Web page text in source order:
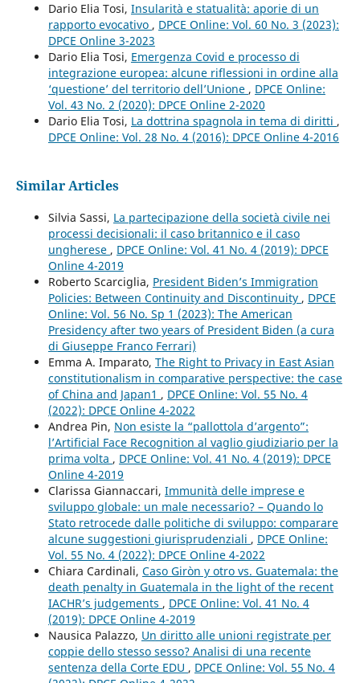
Dario Elia Tosi, Insularità e statualità: aporie di un
rapporto evocativo , DPCE Online: Vol. 60 No. 3 (2023):
DPCE Online 3-2023
Dario Elia Tosi, Emergenza Covid e processo di
integrazione europea: alcune riflessioni in ordine alla
‘questione’ del territorio dell’Unione , DPCE Online:
Vol. 43 No. 2 (2020): DPCE Online 2-2020
Dario Elia Tosi, La dottrina spagnola in tema di diritti ,
DPCE Online: Vol. 28 No. 4 (2016): DPCE Online 4-2016
Similar Articles
Silvia Sassi, La partecipazione della società civile nei
processi decisionali: il caso britannico e il caso
ungherese , DPCE Online: Vol. 41 No. 4 (2019): DPCE
Online 4-2019
Roberto Scarciglia, President Biden’s Immigration
Policies: Between Continuity and Discontinuity , DPCE
Online: Vol. 56 No. Sp 1 (2023): The American
Presidency after two years of President Biden (a cura
di Giuseppe Franco Ferrari)
Emma A. Imparato, The Right to Privacy in East Asian
constitutionalism in comparative perspective: the case
of China and Japan1 , DPCE Online: Vol. 55 No. 4
(2022): DPCE Online 4-2022
Andrea Pin, Non esiste la “pallottola d’argento”:
l’Artificial Face Recognition al vaglio giudiziario per la
prima volta , DPCE Online: Vol. 41 No. 4 (2019): DPCE
Online 4-2019
Clarissa Giannaccari, Immunità delle imprese e
sviluppo globale: un male necessario? – Quando lo
Stato retrocede dalle politiche di sviluppo: comparare
alcune suggestioni giurisprudenziali , DPCE Online:
Vol. 55 No. 4 (2022): DPCE Online 4-2022
Chiara Cardinali, Caso Giròn y otro vs. Guatemala: the
death penalty in Guatemala in the light of the recent
IACHR’s judgements , DPCE Online: Vol. 41 No. 4
(2019): DPCE Online 4-2019
Nausica Palazzo, Un diritto alle unioni registrate per
coppie dello stesso sesso? Analisi di una recente
sentenza della Corte EDU , DPCE Online: Vol. 55 No. 4